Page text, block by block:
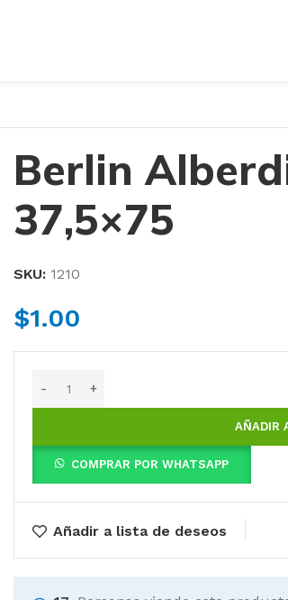
Berlin
37,5×75
SKU: 1210
$1.00
AÑADIR
COMPRAR POR WHATSAPP
Añadir a lista de deseos